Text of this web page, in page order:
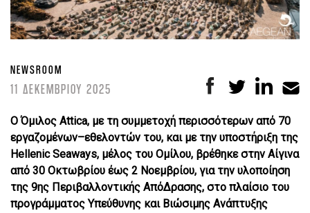
NEWSROOM
11 ΔΕΚΕΜΒΡΙΟΥ 2025
Ο Όμιλος Attica, με τη συμμετοχή περισσότερων από 70
εργαζομένων–εθελοντών του, και με την υποστήριξη της
Hellenic Seaways, μέλος του Ομίλου, βρέθηκε στην Αίγινα
από 30 Οκτωβρίου έως 2 Νοεμβρίου, για την υλοποίηση
της 9ης Περιβαλλοντικής ΑπόΔρασης, στο πλαίσιο του
προγράμματος Υπεύθυνης και Βιώσιμης Ανάπτυξης